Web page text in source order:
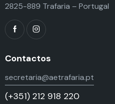
2825-889 Trafaria – Portugal
Contactos
secretaria@aetrafaria.pt
(+351) 212 918 220